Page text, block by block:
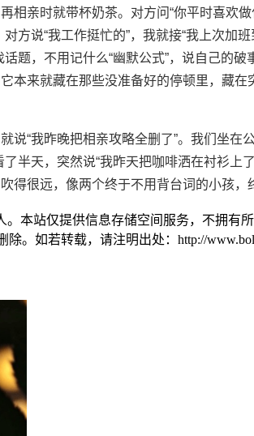
相亲时就带杯奶茶。对方问“你平时喜欢
方说“我工作挺忙的”，我就接“我上次加
题，不用记什么“幽默公式”，说自己的
来就藏在那些没准备好的停顿里，藏在
说“我昨晚把相亲攻略全删了”。我们坐在
半天，突然说“我昨天把咖啡洒在衬衫上
得很远，像两个终于不用背台词的小孩，
本站仅提供信息存储空间服务，不拥有
。如若转载，请注明出处：http://